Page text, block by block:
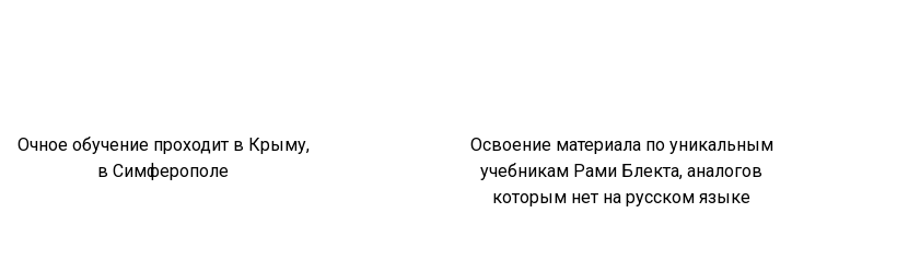
Очное обучение проходит в Крыму,
в Симферополе
Освоение материала по уникальным
учебникам Рами Блекта, аналогов
которым нет на русском языке